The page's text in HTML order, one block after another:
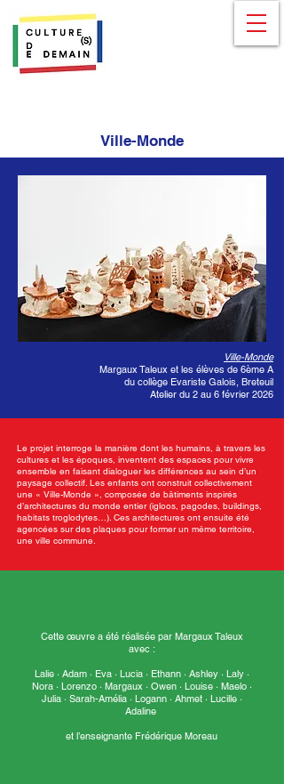
Ville-Monde
Ville-Monde
Margaux Taleux et les élèves de 6ème A
du collège Evariste Galois, Breteuil
Atelier du 2 au 6 février 2026
Le projet interroge la manière dont les humains, à travers les
cultures et les époques, inventent des espaces pour vivre
ensemble en faisant dialoguer les différences au sein d’un
paysage collectif. Les enfants ont construit collectivement
une « Ville-Monde », composée de bâtiments inspirés
d’architectures du monde entier (igloos, pagodes, buildings,
habitats troglodytes…). Ces architectures ont ensuite été
agencées sur des plaques pour former un même territoire,
une ville commune.
Cette œuvre a été réalisée par Margaux Taleux
avec :
Lalie · Adam · Eva · Lucia · Ethann · Ashley · Laly ·
Nora · Lorenzo · Margaux · Owen · Louise · Maelo ·
Julia · Sarah-Amélia · Logann · Ahmet · Lucille ·
Adaline
et l’enseignante Frédérique Moreau